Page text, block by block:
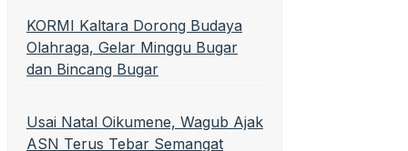
KORMI Kaltara Dorong Budaya
Olahraga, Gelar Minggu Bugar
dan Bincang Bugar
Usai Natal Oikumene, Wagub Ajak
ASN Terus Tebar Semangat